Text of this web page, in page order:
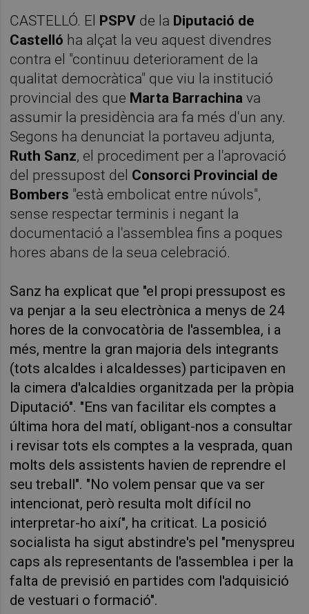
CASTELLÓ. El PSPV de la Diputació de
Castelló ha alçat la veu aquest divendres
contra el "continuu deteriorament de la
qualitat democràtica" que viu la institució
provincial des que Marta Barrachina va
assumir la presidència ara fa més d'un any.
Segons ha denunciat la portaveu adjunta,
Ruth Sanz, el procediment per a l'aprovació
del pressupost del Consorci Provincial de
Bombers "està embolicat entre núvols",
sense respectar terminis i negant la
documentació a l'assemblea fins a poques
hores abans de la seua celebració.
Sanz ha explicat que "el propi pressupost es
va penjar a la seu electrònica a menys de 24
hores de la convocatòria de l'assemblea, i a
més, mentre la gran majoria dels integrants
(tots alcaldes i alcaldesses) participaven en
la cimera d'alcaldies organitzada per la pròpia
Diputació". "Ens van facilitar els comptes a
última hora del matí, obligant-nos a consultar
i revisar tots els comptes a la vesprada, quan
molts dels assistents havien de reprendre el
seu treball". "No volem pensar que va ser
intencionat, però resulta molt difícil no
interpretar-ho així", ha criticat. La posició
socialista ha sigut abstindre's pel "menyspreu
caps als representants de l'assemblea i per la
falta de previsió en partides com l'adquisició
de vestuari o formació".